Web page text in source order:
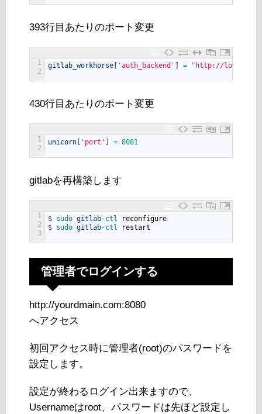
393行目あたりのポート変更
1
2
gitlab_workhorse 'auth_backend' = "http://
430行目あたりのポート変更
1
2
unicorn 'port' = 8081
gitlabを再構築します
1
2
3
$ sudo gitlab-ctl
reconfigure
$ sudo gitlab-ctl restart
管理者でログインする
http://yourdmain.com:8080
へアクセス
初回アクセス時に管理者(root)のパスワードを
設定します。
設定が終わるログイン出来ますので、
Usernameはroot、パスワードは先ほど設定し